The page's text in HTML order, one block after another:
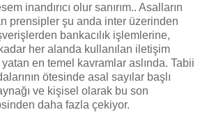
inandırıcı olur sanırım.. Asalların
prensipler şu anda inter üzerinden
bankacılık işlemlerine,
her alanda kullanılan iletişim
en temel kavramlar aslında. Tabii
ötesinde asal sayılar başlı
ve kişisel olarak bu son
daha fazla çekiyor.